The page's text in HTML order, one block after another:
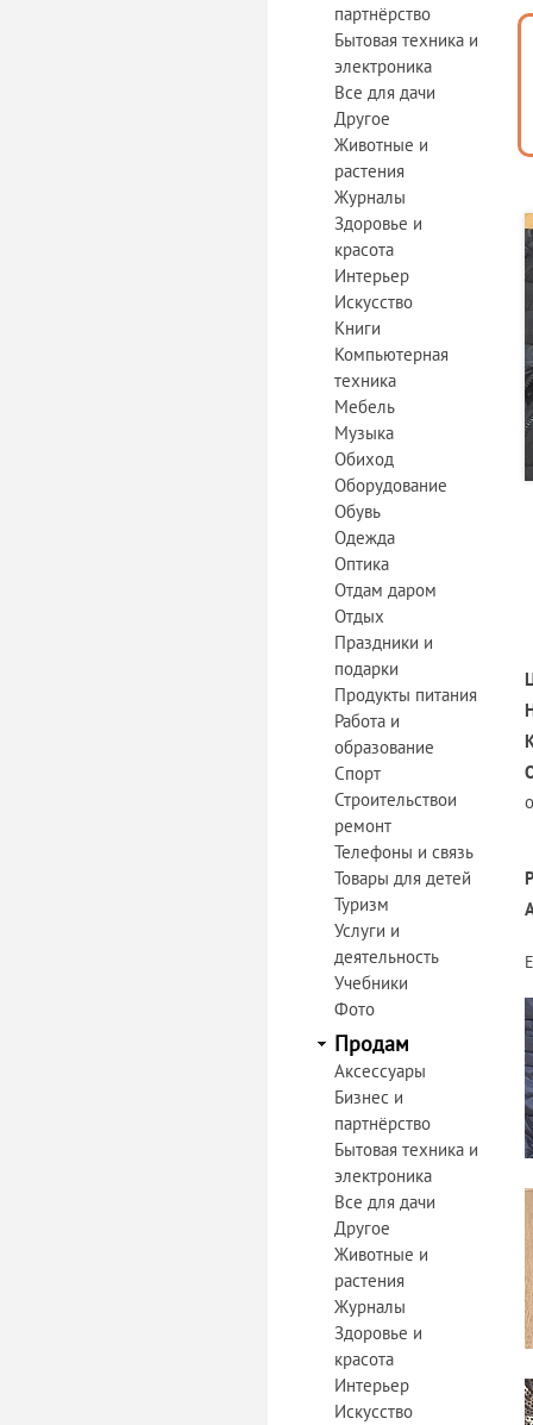
партнёрство
Бытовая техника и
электроника
Все для дачи
Другое
Животные и
растения
Журналы
Здоровье и
красота
Интерьер
Искусство
Книги
Компьютерная
техника
Мебель
Музыка
Обиход
Оборудование
Обувь
Одежда
Оптика
Отдам даром
Отдых
Праздники и
подарки
Продукты питания
Работа и
образование
Спорт
Строительствои
ремонт
Телефоны и связь
Товары для детей
Туризм
Услуги и
деятельность
Учебники
Фото
Продам
Аксессуары
Бизнес и
партнёрство
Бытовая техника и
электроника
Все для дачи
Другое
Животные и
растения
Журналы
Здоровье и
красота
Интерьер
Искусство